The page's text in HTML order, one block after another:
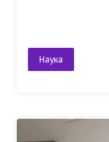
Наука